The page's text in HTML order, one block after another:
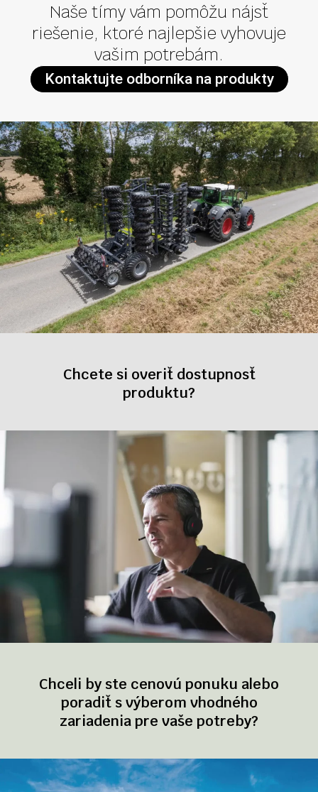
Naše tímy vám pomôžu nájsť
riešenie, ktoré najlepšie vyhovuje
vašim potrebám.
Kontaktujte odborníka na produkty
Chcete si overiť dostupnosť
produktu?
Chceli by ste cenovú ponuku alebo
poradiť s výberom vhodného
zariadenia pre vaše potreby?